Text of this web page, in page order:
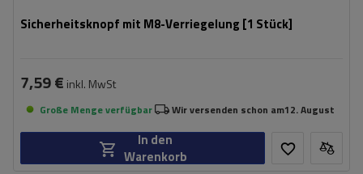
Sicherheitsknopf mit M8-Verriegelung [1 Stück]
7,59 € inkl. MwSt
Große Menge verfügbar Wir versenden schon am12. August
In den
Warenkorb